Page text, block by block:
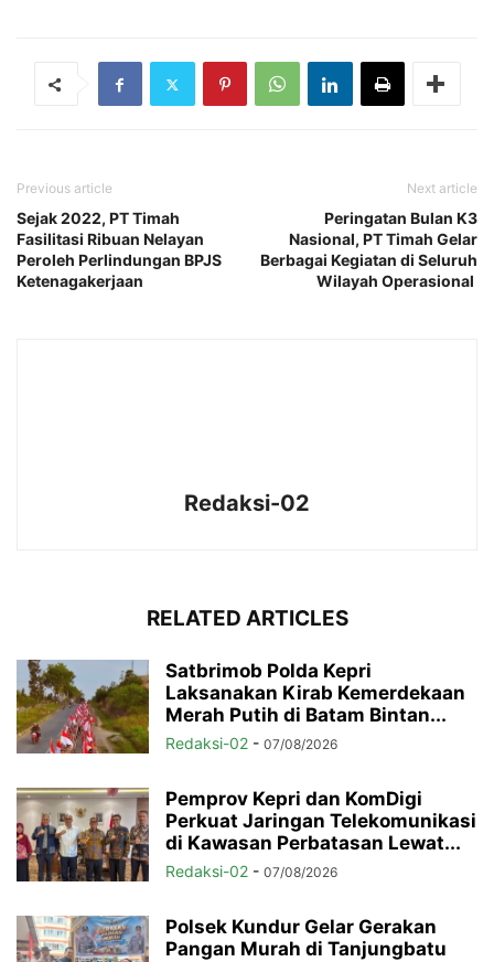
Previous article
Sejak 2022, PT Timah
Fasilitasi Ribuan Nelayan
Peroleh Perlindungan BPJS
Ketenagakerjaan
Next article
Peringatan Bulan K3
Nasional, PT Timah Gelar
Berbagai Kegiatan di Seluruh
Wilayah Operasional
Redaksi-02
RELATED ARTICLES
Satbrimob Polda Kepri
Laksanakan Kirab Kemerdekaan
Merah Putih di Batam Bintan...
Redaksi-02 - 07/08/2026
Pemprov Kepri dan KomDigi
Perkuat Jaringan Telekomunikasi
di Kawasan Perbatasan Lewat...
Redaksi-02 - 07/08/2026
Polsek Kundur Gelar Gerakan
Pangan Murah di Tanjungbatu